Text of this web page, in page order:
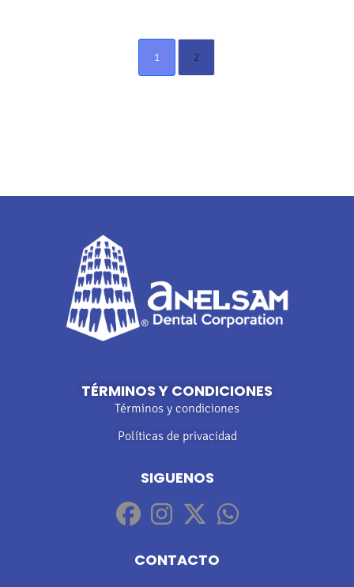
1 2
TÉRMINOS Y CONDICIONES
Términos y condiciones
Políticas de privacidad
SIGUENOS
CONTACTO